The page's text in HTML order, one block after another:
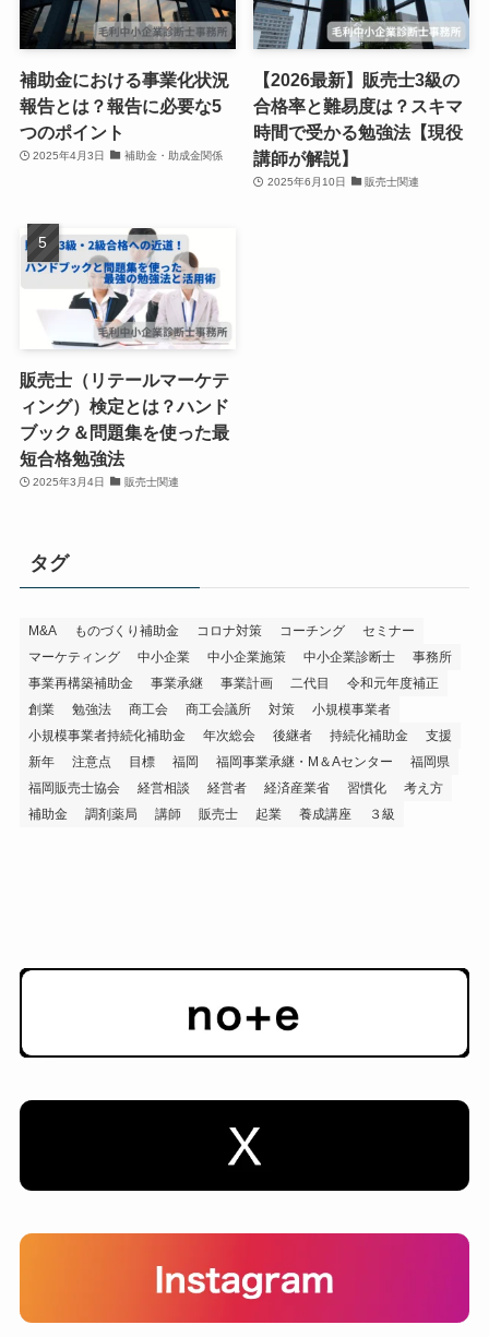
補助金における事業化状況
報告とは？報告に必要な5
つのポイント
2025年4月3日 補助金・助成金関係
【2026最新】販売士3級の
合格率と難易度は？スキマ
時間で受かる勉強法【現役
講師が解説】
2025年6月10日 販売士関連
販売士（リテールマーケテ
ィング）検定とは？ハンド
ブック＆問題集を使った最
短合格勉強法
2025年3月4日 販売士関連
タグ
M&A ものづくり補助金 コロナ対策 コーチング
セミナー
マーケティング
中小企業 中小企業施策 中小企業診断士
事務所
事業再構築補助金
事業承継 事業計画 二代目
令和元年度補正
創業
勉強法 商工会 商工会議所 対策
小規模事業者
小規模事業者持続化補助金
年次総会 後継者 持続化補助金
支援
新年
注意点 目標 福岡 福岡事業承継・M＆Aセンター
福岡県
福岡販売士協会
経営相談 経営者 経済産業省 習慣化
考え方
補助金
調剤薬局 講師 販売士 起業 養成講座 ３級